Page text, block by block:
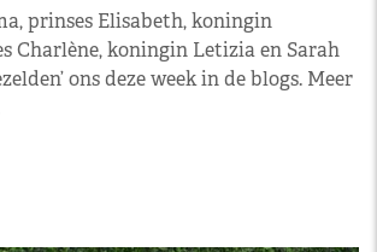
prinses Elisabeth, koningin
Charlène, koningin Letizia en Sarah
ons deze week in de blogs. Meer